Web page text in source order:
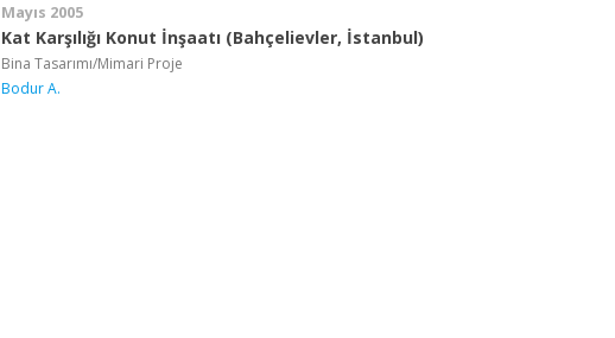
Mayıs 2005
Kat Karşılığı Konut İnşaatı (Bahçelievler, İstanbul)
Bina Tasarımı/Mimari Proje
Bodur A.